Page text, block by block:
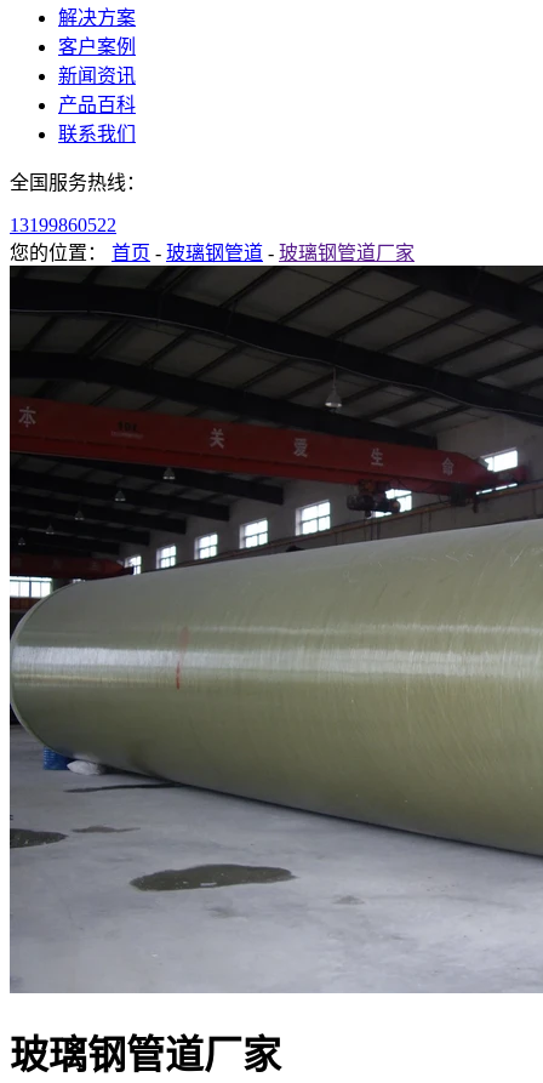
解决方案
客户案例
新闻资讯
产品百科
联系我们
全国服务热线：
13199860522
您的位置： 首页 - 玻璃钢管道 - 玻璃钢管道厂家
玻璃钢管道厂家